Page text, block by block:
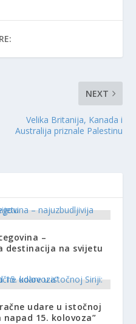
NEXT
Velika Britanija, Kanada i
Australija priznale Palestinu
–
na svijetu
udare u istočnoj
napad 15. kolovoza”